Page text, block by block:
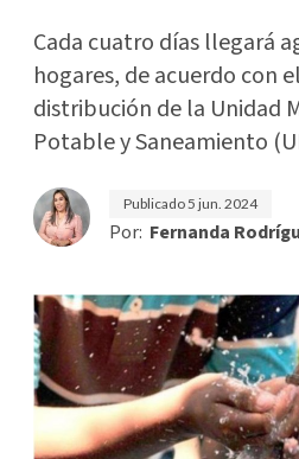
Cada cuatro días llegará
hogares, de acuerdo con
distribución de la Unidad
Potable y Saneamiento
Publicado5 jun. 2024
Por: Fernanda